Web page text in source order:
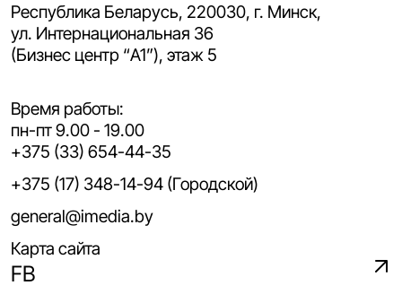
Республика Беларусь, 220030, г. Минск,
ул. Интернациональная 36
(Бизнес центр “A1”), этаж 5
Время работы:
пн-пт 9.00 - 19.00
+375 (33) 654-44-35
+375 (17) 348-14-94 (Городской)
general@imedia.by
Карта сайта
FB